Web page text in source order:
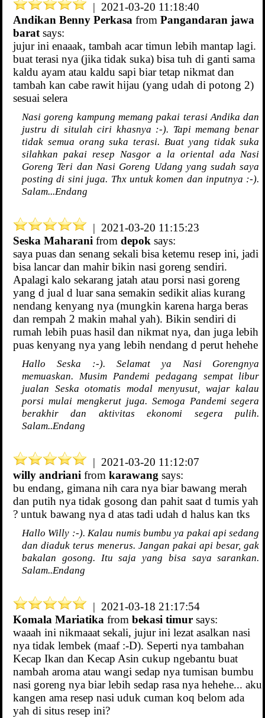
| 2021-03-20 11:18:40
Andikan Benny Perkasa from Pangandaran jawa
baratsays:
jujur ini enaaak, tambah acar timun lebih mantap lagi.
buat terasi nya (jika tidak suka) bisa tuh di ganti sama
kaldu ayam atau kaldu sapi biar tetap nikmat dan
tambah kan cabe rawit hijau (yang udah di potong 2)
sesuai selera
Nasi goreng kampung memang pakai terasi Andika dan
justru di situlah ciri khasnya :-). Tapi memang benar
tidak semua orang suka terasi. Buat yang tidak suka
silahkan pakai resep Nasgor a la oriental ada Nasi
Goreng Teri dan Nasi Goreng Udang yang sudah saya
posting di sini juga. Thx untuk komen dan inputnya :-).
Salam...Endang
| 2021-03-20 11:15:23
Seska Maharani from depok says:
saya puas dan senang sekali bisa ketemu resep ini, jadi
bisa lancar dan mahir bikin nasi goreng sendiri.
Apalagi kalo sekarang jatah atau porsi nasi goreng
yang d jual d luar sana semakin sedikit alias kurang
nendang kenyang nya (mungkin karena harga beras
dan rempah 2 makin mahal yah). Bikin sendiri di
rumah lebih puas hasil dan nikmat nya, dan juga lebih
puas kenyang nya yang lebih nendang d perut hehehe
Hallo Seska :-). Selamat ya Nasi Gorengnya
memuaskan. Musim Pandemi pedagang sempat libur
jualan Seska otomatis modal menyusut, wajar kalau
porsi mulai mengkerut juga. Semoga Pandemi segera
berakhir dan aktivitas ekonomi segera pulih.
Salam..Endang
| 2021-03-20 11:12:07
willy andriani from karawang says:
bu endang, gimana nih cara nya biar bawang merah
dan putih nya tidak gosong dan pahit saat d tumis yah
? untuk bawang nya d atas tadi udah d halus kan tks
Hallo Willy :-). Kalau numis bumbu ya pakai api sedang
dan diaduk terus menerus. Jangan pakai api besar, gak
bakalan gosong. Itu saja yang bisa saya sarankan.
Salam..Endang
| 2021-03-18 21:17:54
Komala Mariatika from bekasi timur says:
waaah ini nikmaaat sekali, jujur ini lezat asalkan nasi
nya tidak lembek (maaf :-D). Seperti nya tambahan
Kecap Ikan dan Kecap Asin cukup ngebantu buat
nambah aroma atau wangi sedap nya tumisan bumbu
nasi goreng nya biar lebih sedap rasa nya hehehe... aku
kangen ama resep nasi uduk cuman koq belom ada
yah di situs resep ini?